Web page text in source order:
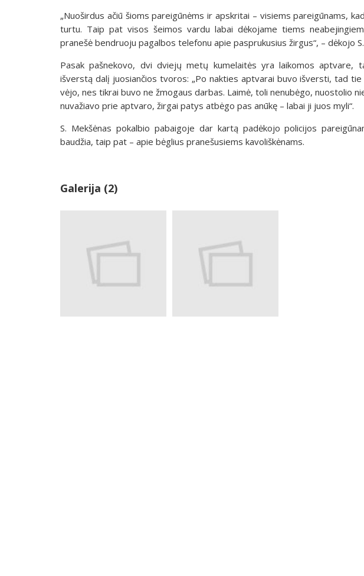
„Nuoširdus ačiū šioms pareigūnėms ir apskritai – visiems pareigūnams,
turtu. Taip pat visos šeimos vardu labai dėkojame tiems
pranešė bendruoju pagalbos telefonu apie pasprukusius žirgus“, – dėkojo
Pasak pašnekovo, dvi dviejų metų kumelaitės yra laikomos aptvare,
išverstą dalį juosiančios tvoros: „Po nakties aptvarai buvo išversti, tad tie
vėjo, nes tikrai buvo ne žmogaus darbas. Laimė, toli nenubėgo, nuostolio
nuvažiavo prie aptvaro, žirgai patys atbėgo pas anūkę – labai ji juos myli“.
S. Mekšėnas pokalbio pabaigoje dar kartą padėkojo policijos
baudžia, taip pat – apie bėglius pranešusiems kavoliškėnams.
Galerija (2)